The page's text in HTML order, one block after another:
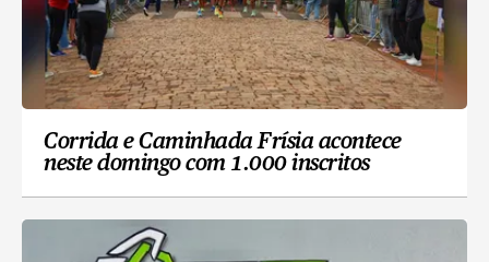
Corrida e Caminhada Frísia acontece
neste domingo com 1.000 inscritos